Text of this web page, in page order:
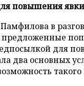
повышения
в
для
два основных